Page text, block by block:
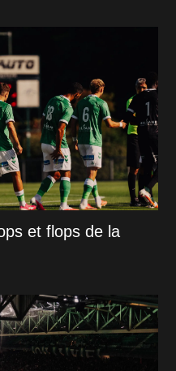
et flops de la